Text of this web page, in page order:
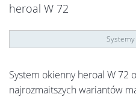
heroal W 72
System okienny heroal W 72
najrozmaitszych wariantów